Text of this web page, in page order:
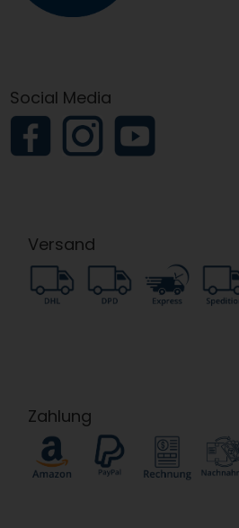
Social Media
Versand
Zahlung